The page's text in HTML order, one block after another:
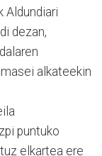
Aldundiari
dezan,
alkateekin
puntuko
elkartea ere